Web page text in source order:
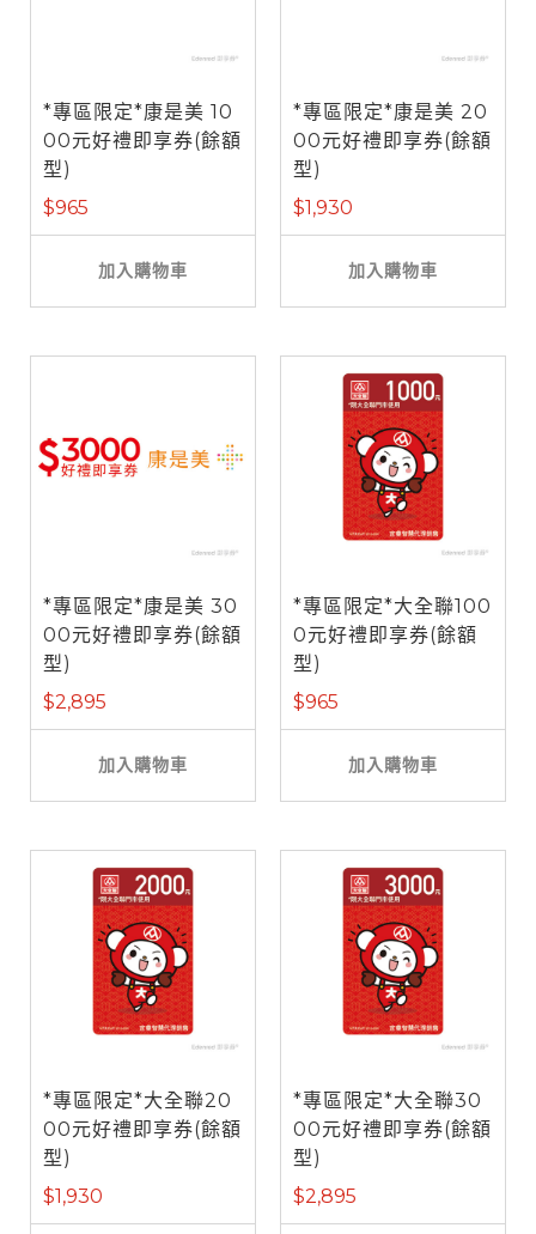
*專區限定*康是美 10
00元好禮即享券(餘額
型)
$965
加入購物車
*專區限定*康是美 20
00元好禮即享券(餘額
型)
$1,930
加入購物車
*專區限定*康是美 30
00元好禮即享券(餘額
型)
$2,895
加入購物車
*專區限定*大全聯100
0元好禮即享券(餘額
型)
$965
加入購物車
*專區限定*大全聯20
00元好禮即享券(餘額
型)
$1,930
*專區限定*大全聯30
00元好禮即享券(餘額
型)
$2,895